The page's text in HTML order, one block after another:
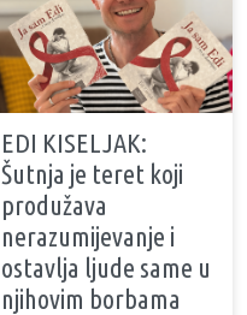
EDI KISELJAK:
Šutnja je teret koji
produžava
nerazumijevanje i
ostavlja ljude same u
njihovim borbama